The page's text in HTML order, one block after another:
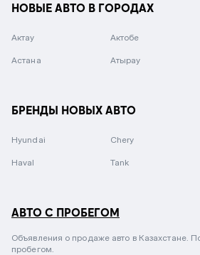
НОВЫЕ АВТО В ГОРОДАХ
Актау Актобе
Астана Атырау
БРЕНДЫ НОВЫХ АВТО
Hyundai Chery
Haval Tank
АВТО С ПРОБЕГОМ
Объявления о продаже авто в Казахстане.
пробегом.